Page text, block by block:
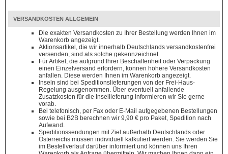
VERSANDKOSTEN ALLGEMEIN
Die exakten Versandkosten zu Ihrer Bestellung werden Ihnen im
Warenkorb angezeigt.
Aktionsartikel, die wir innerhalb Deutschlands versandkostenfrei
versenden, sind als solche gekennzeichnet.
Für Artikel, die aufgrund Ihrer Beschaffenheit oder Verpackung
einen Einzelversand erfordern, können höhere Versandkosten
anfallen. Diese werden Ihnen im Warenkorb angezeigt.
Inseln sind bei Speditionslieferungen von der Frei-Haus-
Regelung ausgenommen. Über eventuell anfallende
Zusatzkosten für die Insellieferung informieren wir Sie gerne
vorab.
Bei telefonisch, per Fax oder E-Mail aufgegebenen Bestellungen
sowie bei B2B berechnen wir 9,90 € pro Paket, Spedition nach
Aufwand.
Speditionssendungen mit Ziel außerhalb Deutschlands oder
Österreichs müssen individuell kalkuliert werden. Sie werden Sie
im Bestellverlauf darüber informiert und können uns Ihren